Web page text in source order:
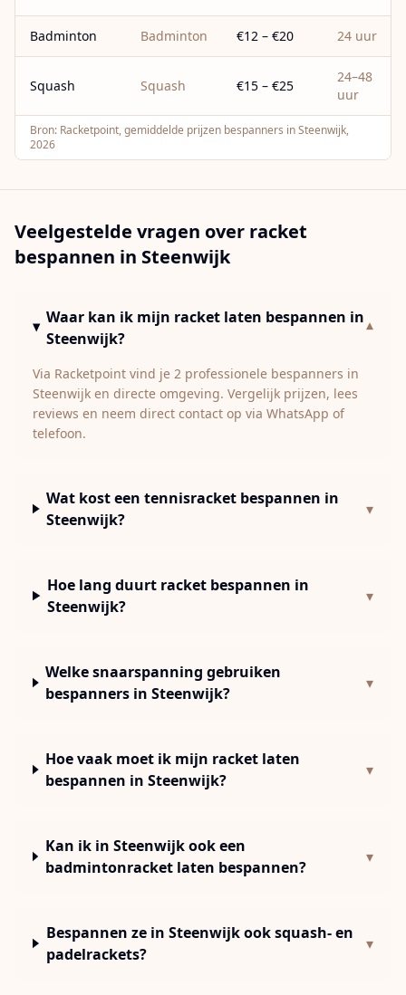
Badminton Badminton €12 – €20 24 uur
Squash Squash €15 – €25
24–48
uur
Bron: Racketpoint, gemiddelde prijzen bespanners in Steenwijk,
2026
Veelgestelde vragen over racket
bespannen in Steenwijk
Waar kan ik mijn racket laten bespannen in
Steenwijk?
▾
Via Racketpoint vind je 2 professionele bespanners in
Steenwijk en directe omgeving. Vergelijk prijzen, lees
reviews en neem direct contact op via WhatsApp of
telefoon.
Wat kost een tennisracket bespannen in
Steenwijk?
▾
Hoe lang duurt racket bespannen in
Steenwijk?
▾
Welke snaarspanning gebruiken
bespanners in Steenwijk?
▾
Hoe vaak moet ik mijn racket laten
bespannen in Steenwijk?
▾
Kan ik in Steenwijk ook een
badmintonracket laten bespannen?
▾
Bespannen ze in Steenwijk ook squash- en
padelrackets?
▾